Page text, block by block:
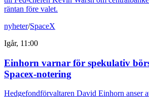
räntan före valet.
nyheter/SpaceX
Igår, 11:00
Einhorn varnar för spekulativ
Spacex-notering
Hedgefondförvaltaren David Einhorn anser